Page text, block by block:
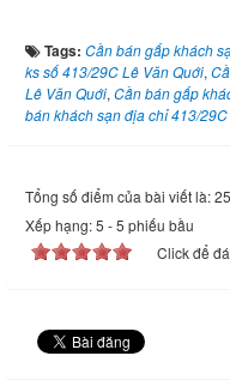
Tags: Cần bán gấp khách
ks số 413/29C Lê Văn Quới,
Lê Văn Quới, Cần bán gấp
bán khách sạn địa chỉ 413/
Tổng số điểm của bài viết là:
Xếp hạng:5 -5 phiếu bầu
Click để